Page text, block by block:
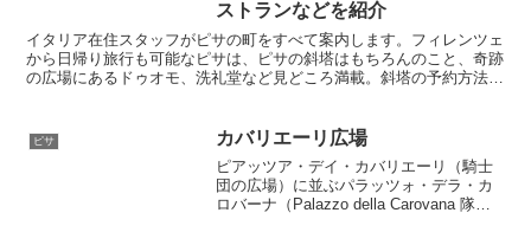
ストランなどを紹介
イタリア在住スタッフがピサの町をすべて案内します。フィレンツェ
から日帰り旅行も可能なピサは、ピサの斜塔はもちろんのこと、奇跡
の広場にあるドゥオモ、洗礼堂など見どころ満載。斜塔の予約方法、
すピサ カバリエーリ広場
ピアッツア・デイ・カバリエーリ（騎士
団の広場）に並ぶパラッツォ・デラ・カ
ロバーナ（Palazzo della Carovana 隊商